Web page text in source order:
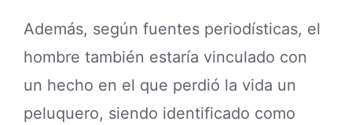
Además, según fuentes periodísticas, el
hombre también estaría vinculado con
un hecho en el que perdió la vida un
peluquero, siendo identificado como